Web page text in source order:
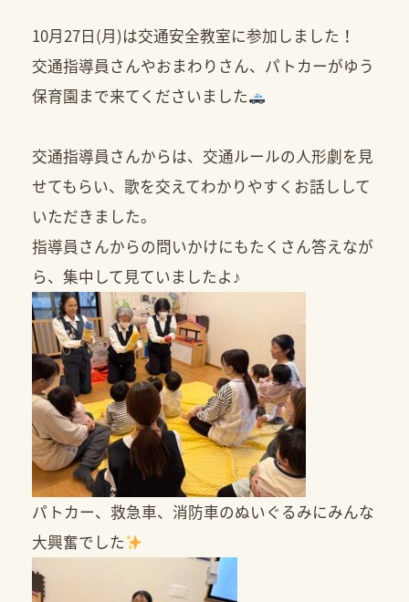
10月27日(月)は交通安全教室に参加しました！
交通指導員さんやおまわりさん、パトカーがゆう
保育園まで来てくださいました
交通指導員さんからは、交通ルールの人形劇を見
せてもらい、歌を交えてわかりやすくお話しして
いただきました。
指導員さんからの問いかけにもたくさん答えなが
ら、集中して見ていましたよ♪
パトカー、救急車、消防車のぬいぐるみにみんな
大興奮でした